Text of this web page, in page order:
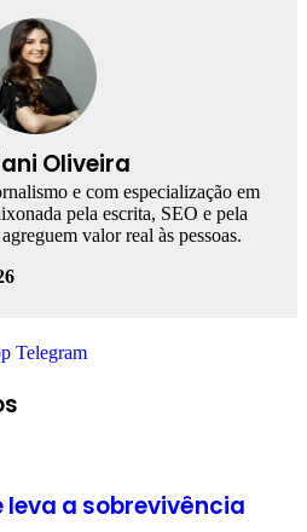
Oliveira
e com especialização em
pela escrita, SEO e pela
valor real às pessoas.
Telegram
leva a sobrevivência